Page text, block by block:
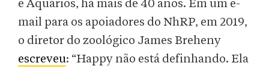
e Aquários, há mais de 40 anos. Em um e-
mail para os apoiadores do NhRP, em 2019,
o diretor do zoológico James Breheny
escreveu: “Happy não está definhando. Ela